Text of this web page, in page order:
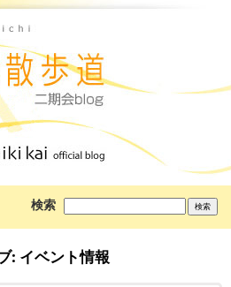
検索
を
索:
: イベント情報